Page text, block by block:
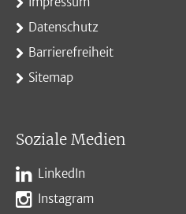
Datenschutz
Barrierefreiheit
Sitemap
Soziale Medien
LinkedIn
Instagram